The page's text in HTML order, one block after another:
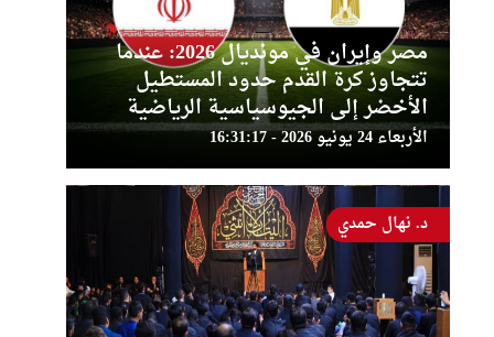
مصر وإيران في مونديال 2026: عندما
تتجاوز كرة القدم حدود المستطيل
الأخضر إلى الجيوسياسية الرياضية
الأربعاء 24 يونيو 2026 - 16:31:17
د. نهال حمدي